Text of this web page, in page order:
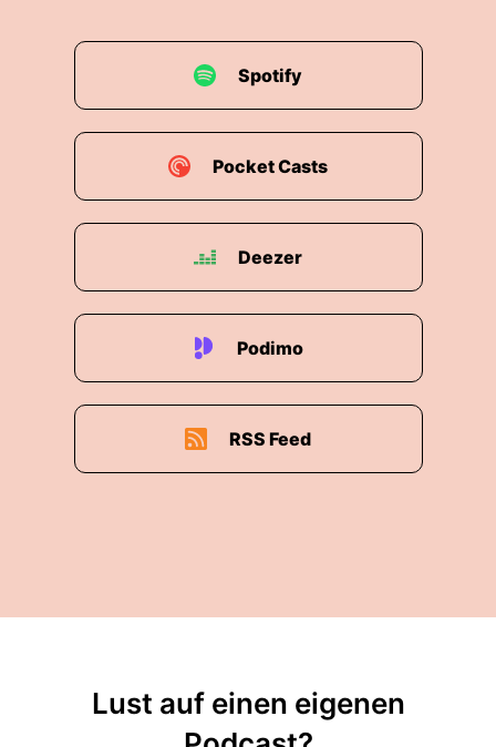
Spotify
Pocket Casts
Deezer
Podimo
RSS Feed
Lust auf einen eigenen